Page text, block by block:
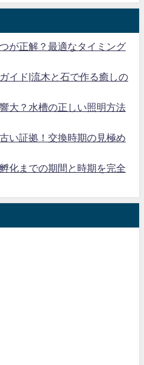
が正解？最適なタイミング
イド|流木と石で作る癒しの
大？水槽の正しい照明方法
い証拠！交換時期の見極め
化までの期間と時期を完全